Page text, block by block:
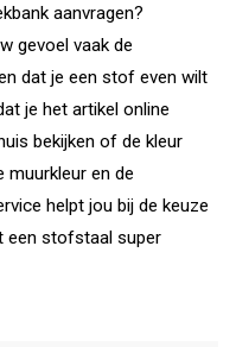
aanvragen?
gevoel vaak de
dat je een stof even wilt
je het artikel online
bekijken of de kleur
muurkleur en de
helpt jou bij de keuze
een stofstaal super